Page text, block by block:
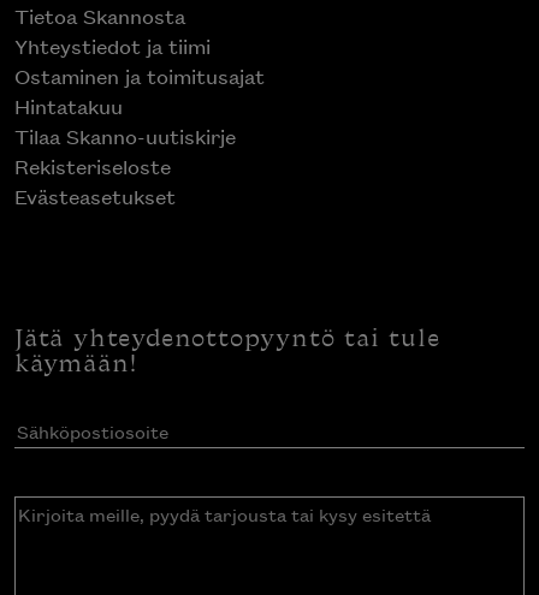
Tietoa Skannosta
Yhteystiedot ja tiimi
Ostaminen ja toimitusajat
Hintatakuu
Tilaa Skanno-uutiskirje
Rekisteriseloste
Evästeasetukset
Jätä yhteydenottopyyntö tai tule
käymään!
Sähköpostiosoite(Pakollinen)
Kirjoita